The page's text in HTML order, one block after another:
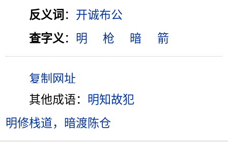
反义词 ： 开诚布公
查字义 ： 明 枪 暗 箭
其他成语： 明知故犯
明修栈道，暗渡陈仓